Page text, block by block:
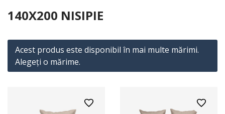
140X200 NISIPIE
Acest produs este disponibil în mai multe mărimi.
Alegeţi o mărime.